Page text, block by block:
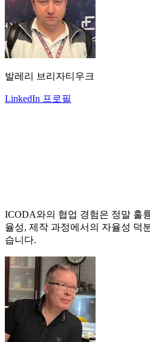
발레리 브리자티우크
LinkedIn 프로필
ICODA와의 협업 경험은 정말 훌
율성, 제작 과정에서의 자율성 덕
습니다.